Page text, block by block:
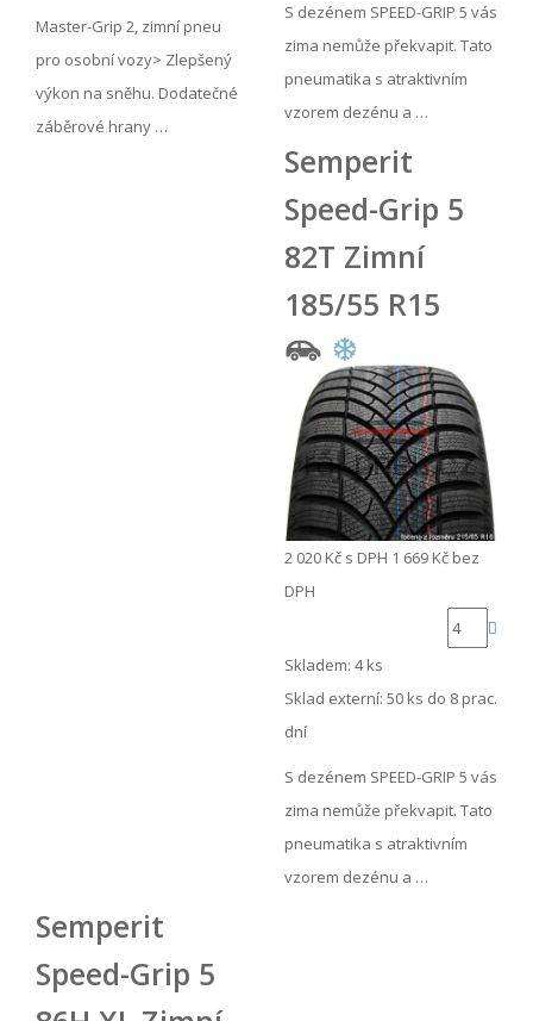
Master-Grip 2, zimní pneu
pro osobní vozy> Zlepšený
výkon na sněhu. Dodatečné
záběrové hrany …
S dezénem SPEED-GRIP 5 vás
zima nemůže překvapit. Tato
pneumatika s atraktivním
vzorem dezénu a …
Semperit
Speed-Grip 5
82T Zimní
185/55 R15
2 020 Kč s DPH 1 669 Kč bez
DPH
Skladem: 4 ks
Sklad externí: 50 ks do 8 prac.
dní
S dezénem SPEED-GRIP 5 vás
zima nemůže překvapit. Tato
pneumatika s atraktivním
vzorem dezénu a …
Semperit
Speed-Grip 5